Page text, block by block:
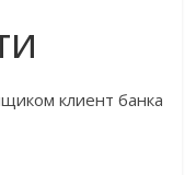
клиент банка